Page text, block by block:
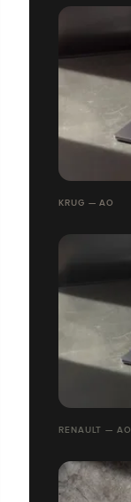
KRUG — AO
RENAULT — AO